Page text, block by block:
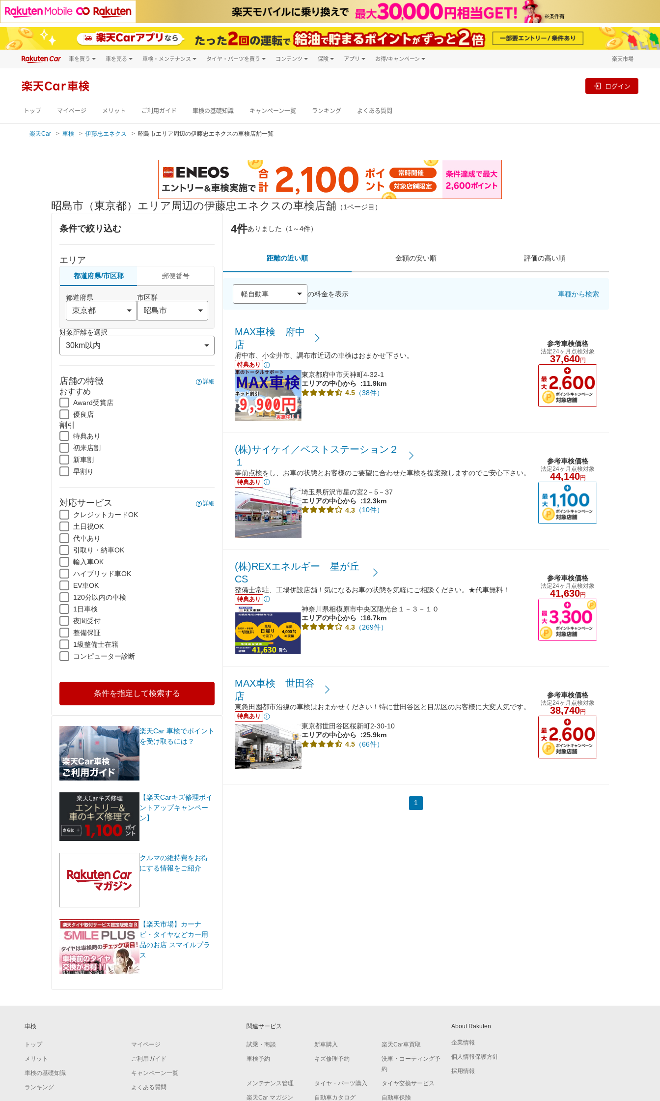
車を買う
新車
車を売る 車検・メンテナンス タイヤ・パーツを買う コンテンツ 保険 アプリ お得/キャンペーン 楽天市場
楽天Car車検 ログイン
トップ マイページ メリット ご利用ガイド 車検の基礎知識 キャンペーン一覧 ランキング よくある質問
楽天Car 車検 伊藤忠エネクス 昭島市エリア周辺の伊藤忠エネクスの車検店舗一覧
昭島市（東京都）エリア周辺の伊藤忠エネクスの車検店舗 （1ページ目）
条件で絞り込む
エリア
都道府県/市区郡 郵便番号
都道府県 市区群
対象距離を選択
店舗の特徴 詳細
おすすめ
Award受賞店
優良店
割引
特典あり
初来店割
新車割
早割り
対応サービス 詳細
クレジットカードOK
土日祝OK
代車あり
引取り・納車OK
輸入車OK
ハイブリッド車OK
EV車OK
120分以内の車検
1日車検
夜間受付
整備保証
1級整備士在籍
コンピューター診断
条件を指定して検索する
楽天Car 車検でポイント
を受け取るには？
【楽天Carキズ修理ポイ
ントアップキャンペー
ン】
クルマの維持費をお得
にする情報をご紹介
【楽天市場】カーナ
ビ・タイヤなどカー用
品のお店 スマイルプラ
ス
4件ありました（1～4件）
距離の近い順 金額の安い順 評価の高い順
の料金を表示 車種から検索
MAX車検 府中
店
府中市、小金井市、調布市近辺の車検はおまかせ下さい。
特典あり
東京都府中市天神町4-32-1
エリアの中心から
:11.9km
4.5 （38件）
参考車検価格
法定24ヶ月点検対象
37,640円
(株)サイケイ／ベストステーション２
１
事前点検をし、お車の状態とお客様のご要望に合わせた車検を提案致しますのでご安心下さい。
特典あり
埼玉県所沢市星の宮2－5－37
エリアの中心から
:12.3km
4.3 （10件）
参考車検価格
法定24ヶ月点検対象
44,140円
(株)REXエネルギー 星が丘
CS
整備士常駐、工場併設店舗！気になるお車の状態を気軽にご相談ください。★代車無料！
特典あり
神奈川県相模原市中央区陽光台１－３－１０
エリアの中心から
:16.7km
4.3 （269件）
参考車検価格
法定24ヶ月点検対象
41,630円
MAX車検 世田谷
店
東急田園都市沿線の車検はおまかせください！特に世田谷区と目黒区のお客様に大変人気です。
特典あり
東京都世田谷区桜新町2-30-10
エリアの中心から
:25.9km
4.5 （66件）
参考車検価格
法定24ヶ月点検対象
38,740円
1
車検
トップ マイページ
メリット ご利用ガイド
車検の基礎知識 キャンペーン一覧
ランキング よくある質問
関連サービス
試乗・商談 新車購入 楽天Car車買取
車検予約 キズ修理予約
洗車・コーティング予
約
メンテナンス管理 タイヤ・パーツ購入 タイヤ交換サービス
楽天Car マガジン 自動車カタログ 自動車保険
About Rakuten
企業情報
個人情報保護方針
採用情報